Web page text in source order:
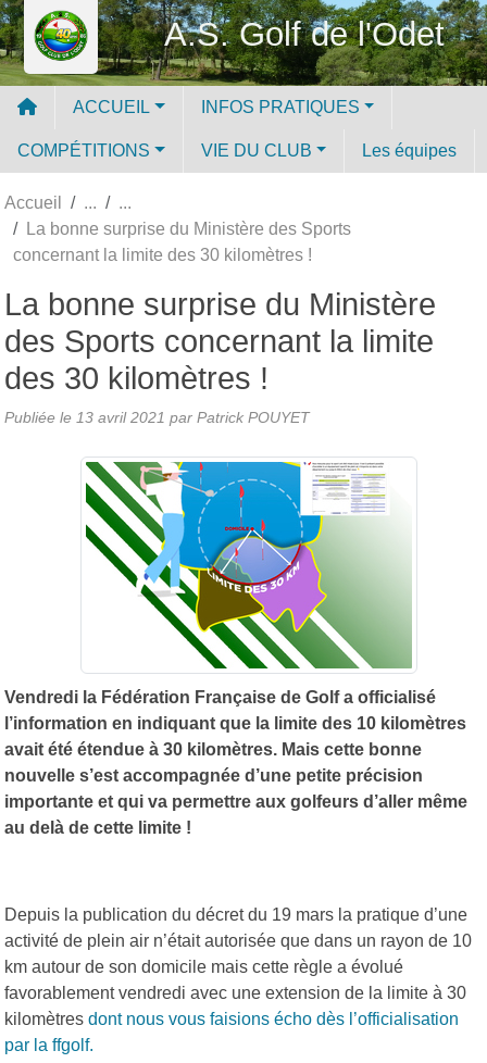
A.S. Golf de l'Odet
ACCUEIL INFOS PRATIQUES
COMPÉTITIONS VIE DU CLUB Les équipes
Accueil
La bonne surprise du Ministère des Sports
concernant la limite des 30 kilomètres !
La bonne surprise du Ministère
des Sports concernant la limite
des 30 kilomètres !
Publiée le 13 avril 2021 par Patrick POUYET
Vendredi la Fédération Française de Golf a officialisé
l’information en indiquant que la limite des 10 kilomètres
avait été étendue à 30 kilomètres. Mais cette bonne
nouvelle s’est accompagnée d’une petite précision
importante et qui va permettre aux golfeurs d’aller même
au delà de cette limite !
Depuis la publication du décret du 19 mars la pratique d’une
activité de plein air n’était autorisée que dans un rayon de 10
km autour de son domicile mais cette règle a évolué
favorablement vendredi avec une extension de la limite à 30
kilomètres dont nous vous faisions écho dès l’officialisation
par la ffgolf.
Panneau de gestion des cookies